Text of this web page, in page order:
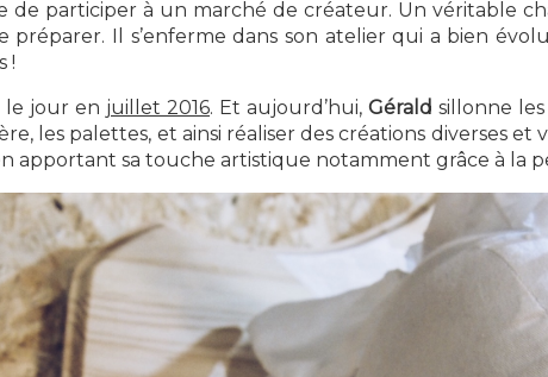
de participer à un marché de créateur. Un véritable
préparer. Il s’enferme dans son atelier qui a bien
!
jour en juillet 2016. Et aujourd’hui, Gérald sillonne
les palettes, et ainsi réaliser des créations diverses et
apportant sa touche artistique notamment grâce à la